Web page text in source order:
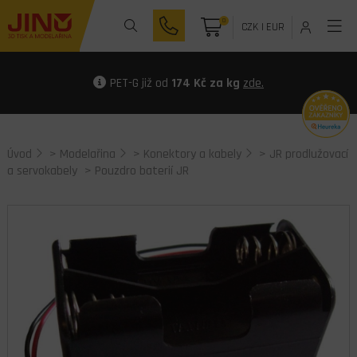
0 CZK| EUR
PET-G již od 174 Kč za kg zde.
Úvod > Modelařina > Konektory a kabely > JR prodlužovací
a servokabely > Pouzdro baterií JR